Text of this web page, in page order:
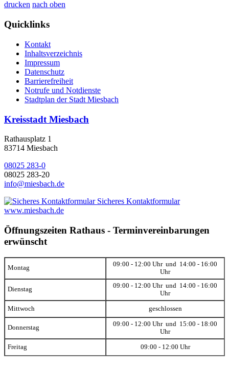
drucken nach oben
Quicklinks
Kontakt
Inhaltsverzeichnis
Impressum
Datenschutz
Barrierefreiheit
Notrufe und Notdienste
Stadtplan der Stadt Miesbach
Kreisstadt Miesbach
Rathausplatz 1
83714 Miesbach
08025 283-0
08025 283-20
info@miesbach.de
Sicheres Kontaktformular
www.miesbach.de
Öffnungszeiten Rathaus - Terminvereinbarungen
erwünscht
Montag
09:00 - 12:00 Uhr und 14:00 - 16:00
Uhr
Dienstag
09:00 - 12:00 Uhr und 14:00 - 16:00
Uhr
Mittwoch geschlossen
Donnerstag
09:00 - 12:00 Uhr und 15:00 - 18:00
Uhr
Freitag 09:00 - 12:00 Uhr